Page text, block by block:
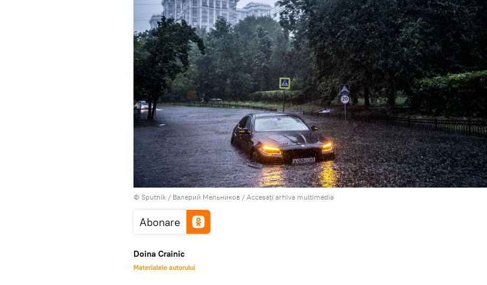
© Sputnik / Валерий Мельников / Accesați arhiva multimedia
Abonare
Doina Crainic
Materialele autorului